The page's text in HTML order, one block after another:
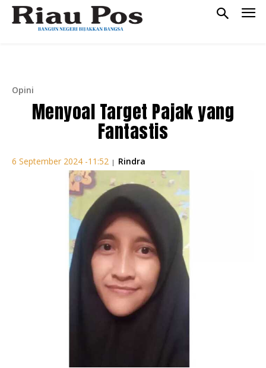
Opini
Menyoal Target Pajak yang
Fantastis
6 September 2024 -11:52 | Rindra